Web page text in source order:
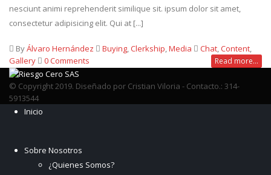
nesciunt animi reprehenderit similique sit. ipsum dolor sit amet,
consectetur adipisicing elit. Qui at [...]
ByÁlvaro Hernández Buying,Clerkship,Media Chat,Content,
Gallery
0 Comments Read more...
© Copyright 2019. Diseñado por Cristian Viloria - Contacto.: 314-
5913544
Inicio
Sobre Nosotros
¿Quienes Somos?